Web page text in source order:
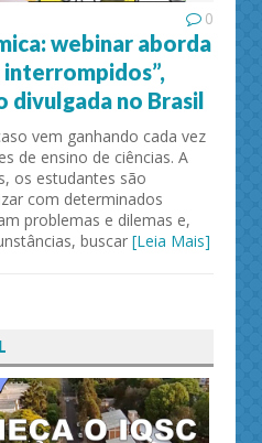
0
webinar aborda
interrompidos”,
divulgada no Brasil
vem ganhando cada vez
de ensino de ciências. A
os estudantes são
com determinados
problemas e dilemas e,
buscar [Leia Mais]